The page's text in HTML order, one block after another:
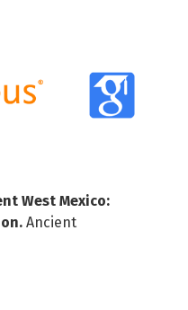
West Mexico:
Ancient